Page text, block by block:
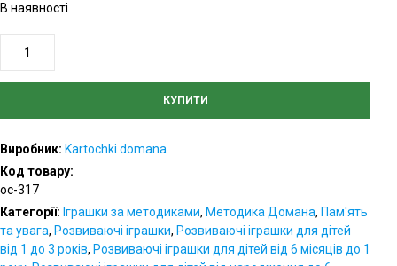
В наявності
Карточки
Домана
українською
кількість
КУПИТИ
Виробник: Kartochki domana
Код товару:
oc-317
Категорії: Іграшки за методиками, Методика Домана, Пам'ять
та увага, Розвиваючі іграшки, Розвиваючі іграшки для дітей
від 1 до 3 років, Розвиваючі іграшки для дітей від 6 місяців до 1